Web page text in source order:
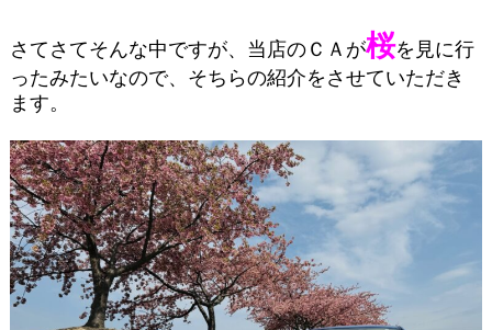
さてさてそんな中ですが、当店のＣＡが桜を見に行
ったみたいなので、そちらの紹介をさせていただき
ます。